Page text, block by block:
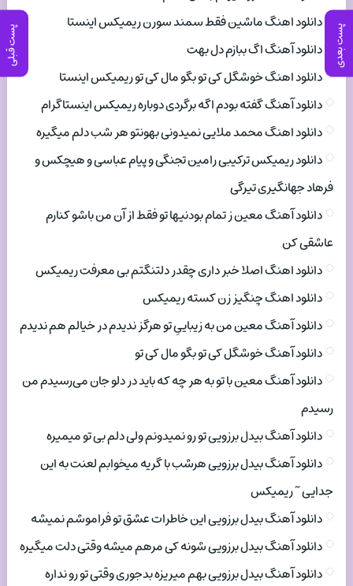
پست بعدی پست قبلی
دانلود اهنگ ماشین فقط سمند سورن ریمیکس اینستا
دانلود آهنگ اگ ببازم دل بهت
دانلود اهنگ خوشگل کی تو بگو مال کی تو ریمیکس اینستا
دانلود آهنگ گفته بودم اگه برگردی دوباره ریمیکس اینستاگرام
دانلود اهنگ محمد ملایی نمیدونی بهونتو هر شب دلم میگیره
دانلود ریمیکس ترکیبی رامین تجنگی و پیام عباسی و هیچکس و
فرهاد جهانگیری تیرگی
دانلود آهنگ معین ز تمام بودنیها تو فقط از آن من باشو کنارم
عاشقی کن
دانلود اهنگ اصلا خبر داری چقدر دلتنگتم بی معرفت ریمیکس
دانلود اهنگ چنگیز زن کسته ریمیکس
دانلود آهنگ معین من به زیباییِ تو هرگز ندیدم در خیالم هم ندیدم
دانلود آهنگ خوشگل کی تو بگو مال کی تو
دانلود آهنگ معین با تو به هر چه که باید در دلو جان می‌رسیدم من
رسیدم
دانلود آهنگ بیدل برزویی تو رو نمیدونم ولی دلم بی تو میمیره
دانلود آهنگ بیدل برزویی هرشب با گریه میخوابم لعنت به این
جدایی ~ ریمیکس
دانلود آهنگ بیدل برزویی این خاطرات عشق تو فراموشم نمیشه
دانلود آهنگ بیدل برزویی شونه کی مرهم میشه وقتی دلت میگیره
دانلود آهنگ بیدل برزویی بهم میریزه بدجوری وقتی تو رو نداره